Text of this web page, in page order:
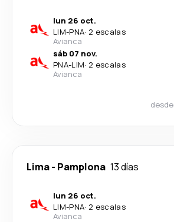
lun 26 oct.
LIM-PNA· 2 escalas
Avianca
sáb 07 nov.
PNA-LIM· 2 escalas
Avianca
desde
Lima- Pamplona 13 días
lun 26 oct.
LIM-PNA· 2 escalas
Avianca